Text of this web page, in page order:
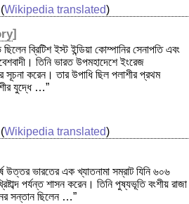
Wikipedia translated)
]
ছিলেন ব্রিটিশ ইস্ট ইন্ডিয়া কোম্পানির সেনাপতি এবং
তিনি ভারত উপমহাদেশে ইংরেজ
সূচনা করেন। তার উপাধি ছিল পলাশীর প্রথম
যুদ্ধে …”
Wikipedia translated)
উত্তর ভারতের এক খ্যাতনামা সম্রাট যিনি ৬০৬
পর্যন্ত শাসন করেন। তিনি পুষ্যভূতি বংশীয় রাজা
সন্তান ছিলেন …”